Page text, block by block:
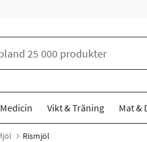
Vikt & Träning Mat &
Rismjöl